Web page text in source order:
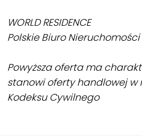
WORLD RESIDENCE
Polskie Biuro
Powyższa oferta ma
stanowi oferty handlowej w
Kodeksu Cywilnego